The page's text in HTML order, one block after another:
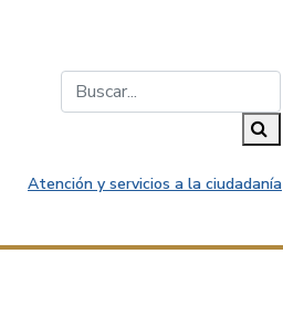
Atención y servicios a la ciudadanía